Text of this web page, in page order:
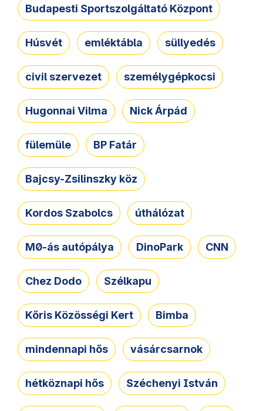
Budapesti Sportszolgáltató Központ
Húsvét emléktábla süllyedés
civil szervezet személygépkocsi
Hugonnai Vilma Nick Árpád
fülemüle BP Fatár
Bajcsy-Zsilinszky köz
Kordos Szabolcs úthálózat
M0-ás autópálya DinoPark CNN
Chez Dodo Szélkapu
Kőris Közösségi Kert Bimba
mindennapi hős vásárcsarnok
hétköznapi hős Széchenyi István